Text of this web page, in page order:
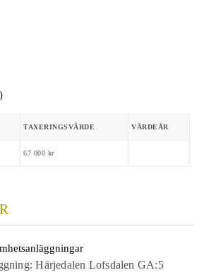
TAXERINGSVÄRDE VÄRDEÅR
67 000 kr
Härjedalen Lofsdalen GA:5